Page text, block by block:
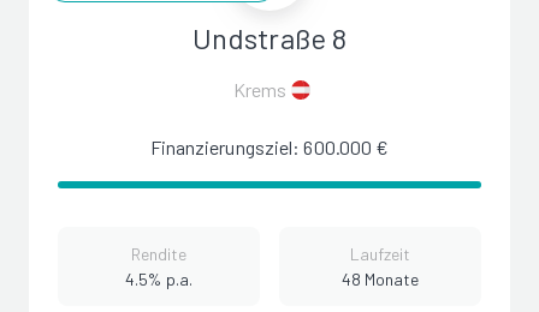
Undstraße 8
Krems
Finanzierungsziel: 600.000 €
Rendite
4.5% p.a.
Laufzeit
48 Monate